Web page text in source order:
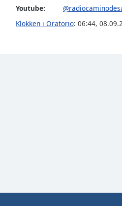
Youtube:
Klokken i Oratorio: 06:44,